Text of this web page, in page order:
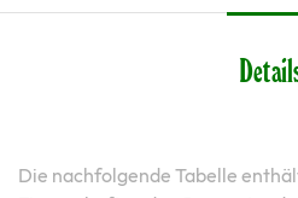
Die nachfolgende Tabelle